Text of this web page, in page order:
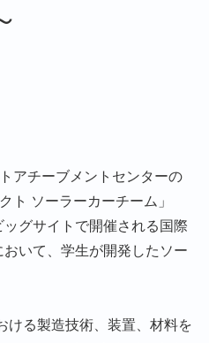
アチーブメントセンターの
ト ソーラーカーチーム」
グサイトで開催される国際
いて、学生が開発したソー
る製造技術、装置、材料を